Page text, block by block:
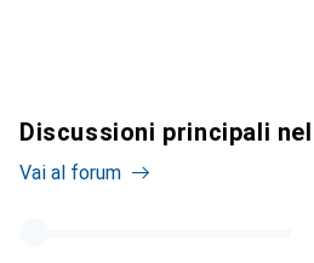
Discussioni principali
Vai al forum